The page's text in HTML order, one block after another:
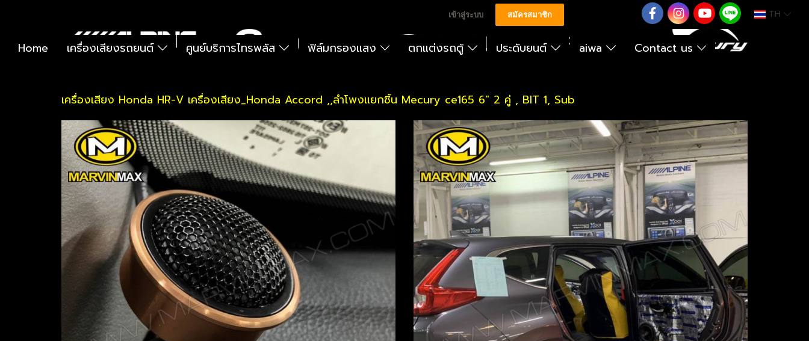
เข้าสู่ระบบ สมัครสมาชิก TH
Home เครื่องเสียงรถยนต์ ศูนย์บริการไทรพลัส ฟิล์มกรองแสง ตกแต่งรถตู้ ประดับยนต์ aiwa Contact us
เครื่องเสียง Honda HR-V เครื่องเสียง_Honda Accord ,,ลำโพงแยกชิ้น Mecury ce165 6" 2 คู่ , BIT 1, Sub